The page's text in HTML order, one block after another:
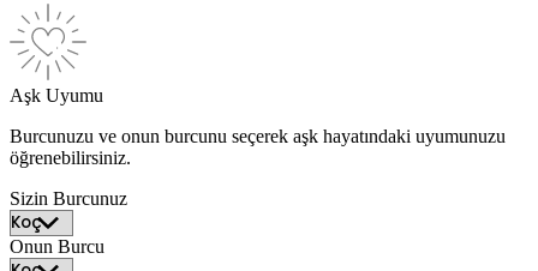
Aşk Uyumu
Burcunuzu ve onun burcunu seçerek aşk hayatındaki uyumunuzu
öğrenebilirsiniz.
Sizin Burcunuz
Onun Burcu